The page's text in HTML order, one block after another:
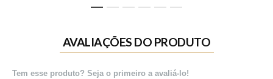
AVALIAÇÕES DO PRODUTO
Tem esse produto? Seja o primeiro a avaliá-lo!